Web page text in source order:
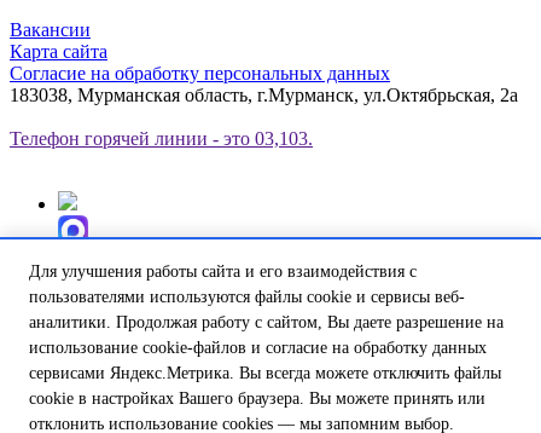
Для улучшения работы сайта и его взаимодействия с
пользователями используются файлы cookie и сервисы веб-
аналитики. Продолжая работу с сайтом, Вы даете разрешение на
использование cookie-файлов и согласие на обработку данных
сервисами Яндекс.Метрика. Вы всегда можете отключить файлы
cookie в настройках Вашего браузера. Вы можете принять или
отклонить использование cookies — мы запомним выбор.
Вакансии
Карта сайта
Согласие на обработку персональных данных
183038, Мурманская область, г.Мурманск, ул.Октябрьская, 2а
Телефон горячей линии - это 03,103.
Все права принадлежат ГОБУЗ "Мурманская областная
станция корой медицинской помощи"
© 2013-2025 ГОБУЗ "Мурманская областная станция скорой
медицинской помощи"